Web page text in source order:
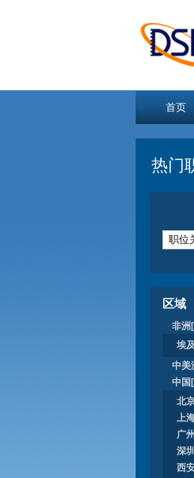
首页
热门
区域
非洲
埃
中美
中国
北
上
广
深
西